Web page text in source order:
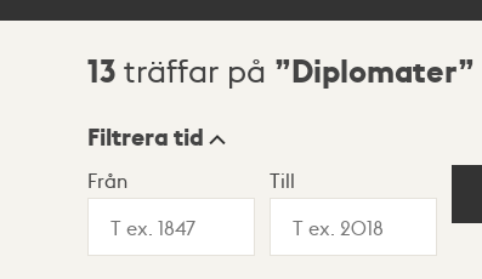
Sökresultat
13 träffar på Diplomater
Visningsläge
Filtrera tid
Från Till